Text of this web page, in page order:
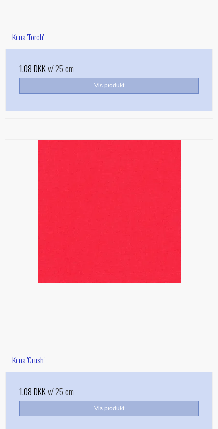
Kona 'Torch'
1,08 DKKv/ 25 cm
Vis produkt
Kona 'Crush'
1,08 DKKv/ 25 cm
Vis produkt